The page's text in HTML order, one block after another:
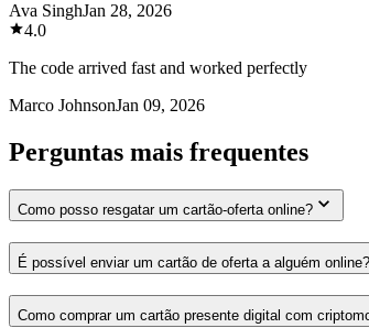
Ava SinghJan 28, 2026
4.0
The code arrived fast and worked perfectly
Marco JohnsonJan 09, 2026
Perguntas mais frequentes
Como posso resgatar um cartão-oferta online?
É possível enviar um cartão de oferta a alguém online?
Como comprar um cartão presente digital com